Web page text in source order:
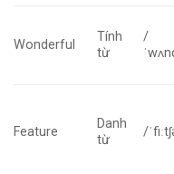
Wonderful
Tính
từ
/
Feature
Danh
từ
/